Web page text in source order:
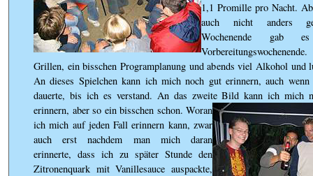
1,1 Promille pro Nacht.
auch nicht anders
Wochenende gab
Grillen, ein bisschen Programplanung und abends viel Alkohol und
An dieses Spielchen kann ich mich noch gut erinnern, auch
dauerte, bis ich es verstand. An das zweite Bild kann ich mich
erinnern, aber so ein bisschen schon. Woran
ich mich auf jeden Fall erinnern kann, zwar
auch erst nachdem man mich daran
erinnerte, dass ich zu später Stunde den
Zitronenquark mit Vanillesauce auspackte,